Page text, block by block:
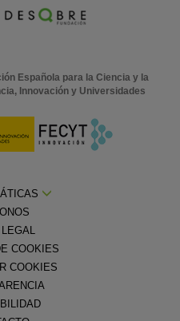
Española para la Ciencia y la
Innovación y Universidades
COOKIES
COOKIES